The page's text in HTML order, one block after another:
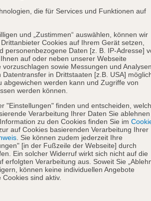
die für Services und Funktionen auf
und „Zustimmen“ auswählen, können wir
Cookies auf Ihrem Gerät setzen,
personenbezogene Daten [z. B. IP-Adresse]
auf oder neben unserer Webseite
sowie Messungen und Analysen
in Drittstaaten [z.B. USA]
abgewichen werden kann und Zugriffe von
werden können.
"Einstellungen" finden und entscheiden,
Verarbeitung Ihrer Daten Sie ablehnen
zu den Cookies finden Sie im
auf Cookies basierenden Verarbeitung Ihrer
. Sie können zudem jederzeit Ihre
[in der Fußzeile der Webseite] durch
Ein solcher Widerruf wirkt sich nicht auf die
Verarbeitung aus. Soweit Sie
können keine individuellen Angebote
sind aktiv.